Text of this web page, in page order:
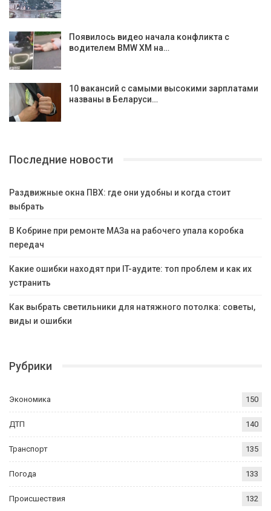
Появилось видео начала конфликта с
водителем BMW XM на…
10 вакансий с самыми высокими зарплатами
названы в Беларуси…
Последние новости
Раздвижные окна ПВХ: где они удобны и когда стоит
выбрать
В Кобрине при ремонте МАЗа на рабочего упала коробка
передач
Какие ошибки находят при IT-аудите: топ проблем и как их
устранить
Как выбрать светильники для натяжного потолка: советы,
виды и ошибки
Рубрики
Экономика 150
ДТП 140
Транспорт 135
Погода 133
Происшествия 132